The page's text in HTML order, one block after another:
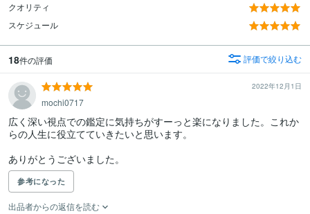
クオリティ
スケジュール
18件の評価 評価で絞り込む
2022年12月1日
mochi0717
広く深い視点での鑑定に気持ちがすーっと楽になりました。これか
らの人生に役立てていきたいと思います。
ありがとうございました。
参考になった
出品者からの返信を読む